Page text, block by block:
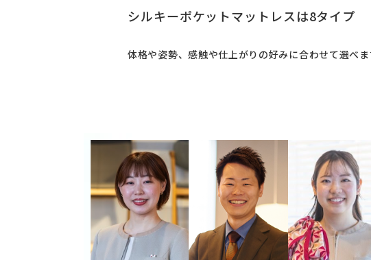
シルキーポケットマットレスは8タイプ
体格や姿勢、感触や仕上がりの好みに合わせて選べま